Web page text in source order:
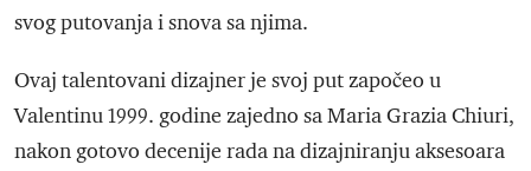
svog putovanja i snova sa njima.
Ovaj talentovani dizajner je svoj put započeo u
Valentinu 1999. godine zajedno sa Maria Grazia Chiuri,
nakon gotovo decenije rada na dizajniranju aksesoara